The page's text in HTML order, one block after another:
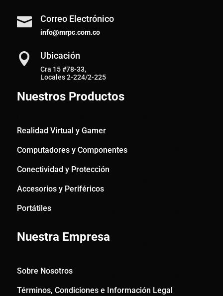
 Correo Electrónico
info@mrpc.com.co
 Ubicación
Cra 15 #78-33,
Locales 2-224/2-225
Nuestros Productos
Realidad Virtual y Gamer
Computadores y Componentes
Conectividad y Protección
Accesorios y Periféricos
Portátiles
Nuestra Empresa
Sobre Nosotros
Términos, Condiciones e Información Legal